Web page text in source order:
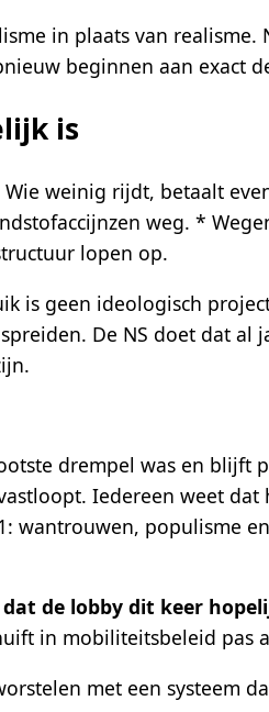
in plaats van realisme.
beginnen aan exact
is
weinig rijdt, betaalt
weg. *
lopen op.
is geen ideologisch
De NS doet dat
drempel was en blijft
Iedereen weet
wantrouwen, populisme
de lobby dit keer
in mobiliteitsbeleid pas
met een systeem